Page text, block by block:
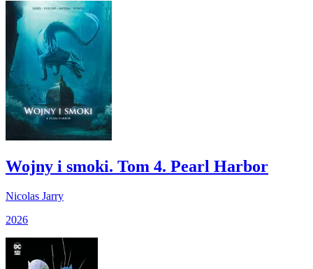
Wojny i smoki. Tom 4. Pearl Harbor
Nicolas Jarry
2026